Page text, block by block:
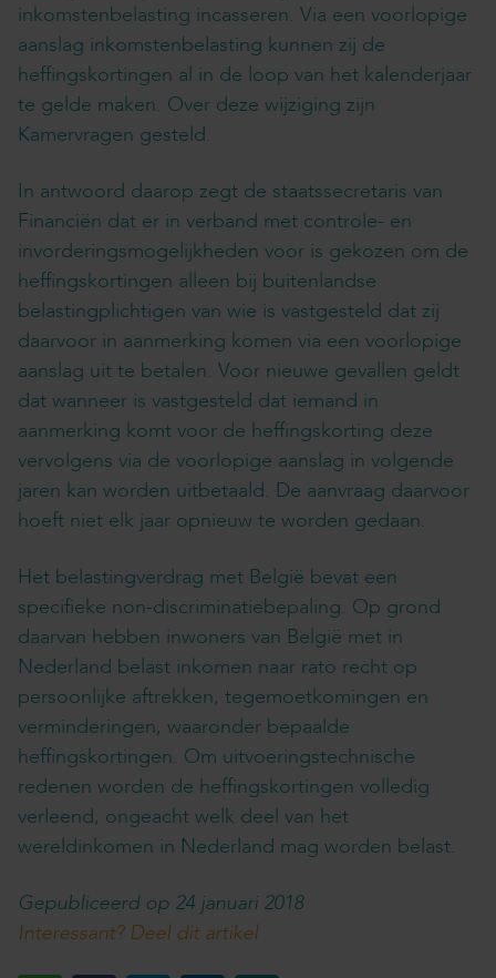
inkomstenbelasting incasseren. Via een voorlopige
aanslag inkomstenbelasting kunnen zij de
heffingskortingen al in de loop van het kalenderjaar
te gelde maken. Over deze wijziging zijn
Kamervragen gesteld.
In antwoord daarop zegt de staatssecretaris van
Financiën dat er in verband met controle- en
invorderingsmogelijkheden voor is gekozen om de
heffingskortingen alleen bij buitenlandse
belastingplichtigen van wie is vastgesteld dat zij
daarvoor in aanmerking komen via een voorlopige
aanslag uit te betalen. Voor nieuwe gevallen geldt
dat wanneer is vastgesteld dat iemand in
aanmerking komt voor de heffingskorting deze
vervolgens via de voorlopige aanslag in volgende
jaren kan worden uitbetaald. De aanvraag daarvoor
hoeft niet elk jaar opnieuw te worden gedaan.
Het belastingverdrag met België bevat een
specifieke non-discriminatiebepaling. Op grond
daarvan hebben inwoners van België met in
Nederland belast inkomen naar rato recht op
persoonlijke aftrekken, tegemoetkomingen en
verminderingen, waaronder bepaalde
heffingskortingen. Om uitvoeringstechnische
redenen worden de heffingskortingen volledig
verleend, ongeacht welk deel van het
wereldinkomen in Nederland mag worden belast.
Gepubliceerd op 24 januari 2018
Interessant? Deel dit artikel